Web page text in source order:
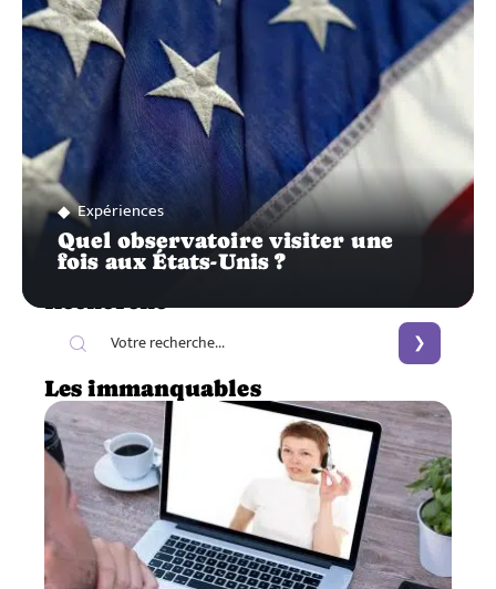
Expériences
Quel observatoire visiter une
fois aux États-Unis ?
Recherche
Les immanquables